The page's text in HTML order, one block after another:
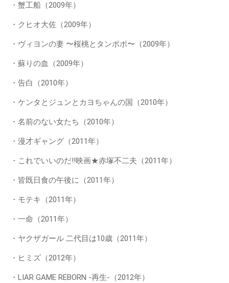
・蟹工船（2009年）
・クヒオ大佐（2009年）
・ヴィヨンの妻 〜桜桃とタンポポ〜（2009年）
・蘇りの血（2009年）
・告白（2010年）
・ケンタとジュンとカヨちゃんの国（2010年）
・名前のない女たち（2010年）
・漫才ギャング（2011年）
・これでいいのだ!!映画★赤塚不二夫（2011年）
・皆既日食の午後に（2011年）
・モテキ（2011年）
・一命（2011年）
・ヤクザガール 二代目は10歳（2011年）
・ヒミズ（2012年）
・LIAR GAME REBORN -再生-（2012年）